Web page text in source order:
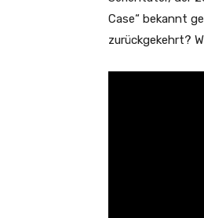
Case“ bekannt
zurückgekehrt?